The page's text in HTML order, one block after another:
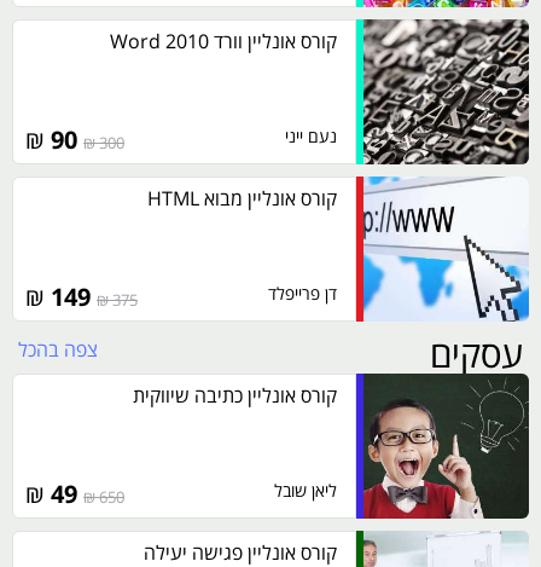
קורס אונליין וורד 2010 Word
נעם ייני 300 ₪
₪
קורס אונליין מבוא HTML
דן פרייפלד 375 ₪
₪
עסקים
צפה בהכל
קורס אונליין כתיבה שיווקית
ליאן שובל 650 ₪
₪
קורס אונליין פגישה יעילה